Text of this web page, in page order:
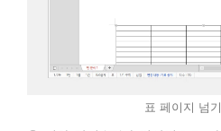
표 페이지 넘